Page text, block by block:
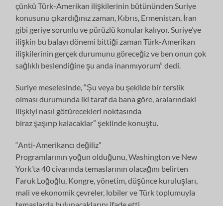
çünkü Türk-Amerikan ilişkilerinin bütününden Suriye
konusunu çıkardığınız zaman, Kıbrıs, Ermenistan, İran
gibi geriye sorunlu ve pürüzlü konular kalıyor. Suriye’ye
ilişkin bu balayı dönemi bittiği zaman Türk-Amerikan
ilişkilerinin gerçek durumunu göreceğiz ve ben onun çok
sağlıklı beslendiğine şu anda inanmıyorum” dedi.
Suriye meselesinde, “Şu veya bu şekilde bir terslik
olması durumunda iki taraf da bana göre, aralarındaki
ilişkiyi nasıl götürecekleri noktasında
biraz şaşırıp kalacaklar” şeklinde konuştu.
“Anti-Amerikancı değiliz”
Programlarının yoğun olduğunu, Washington ve New
York’ta 40 civarında temaslarının olacağını belirten
Faruk Loğoğlu, Kongre, yönetim, düşünce kuruluşları,
mali ve ekonomik çevreler, lobiler ve Türk toplumuyla
temaslarda bulunacaklarını ifade etti.